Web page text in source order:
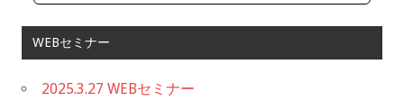
WEBセミナー
2025.3.27 WEBセミナー